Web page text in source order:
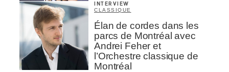
INTERVIEW
CLASSIQUE
Élan de cordes dans les
parcs de Montréal avec
Andrei Feher et
l’Orchestre classique de
Montréal